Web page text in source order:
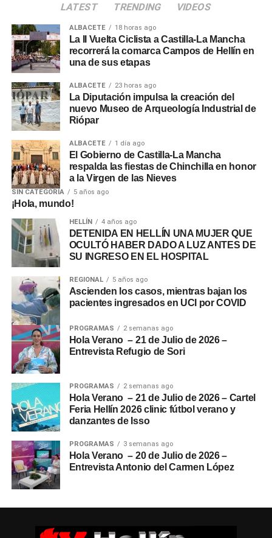
LATEST TRENDING VIDEOS
ALBACETE 18 horas ago
La II Vuelta Ciclista a Castilla-La Mancha
recorrerá la comarca Campos de Hellín en
una de sus etapas
ALBACETE 23 horas ago
La Diputación impulsa la creación del
nuevo Museo de Arqueología Industrial de
Riópar
ALBACETE 1 día ago
El Gobierno de Castilla-La Mancha
respalda las fiestas de Chinchilla en honor
a la Virgen de las Nieves
SIN CATEGORÍA 5 años ago
¡Hola, mundo!
HELLÍN 4 años ago
DETENIDA EN HELLÍN UNA MUJER QUE
OCULTÓ HABER DADO A LUZ ANTES DE
SU INGRESO EN EL HOSPITAL
REGIONAL 5 años ago
Ascienden los casos, mientras bajan los
pacientes ingresados en UCI por COVID
PROGRAMAS 2 semanas ago
Hola Verano – 21 de Julio de 2026 –
Entrevista Refugio de Sori
PROGRAMAS 2 semanas ago
Hola Verano – 21 de Julio de 2026 – Cartel
Feria Hellín 2026 clinic fútbol verano y
danzantes de Isso
PROGRAMAS 3 semanas ago
Hola Verano – 20 de Julio de 2026 –
Entrevista Antonio del Carmen López